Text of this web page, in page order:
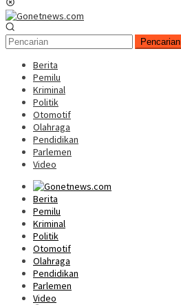
Pencarian
Berita
Pemilu
Kriminal
Politik
Otomotif
Olahraga
Pendidikan
Parlemen
Video
Berita
Pemilu
Kriminal
Politik
Otomotif
Olahraga
Pendidikan
Parlemen
Video